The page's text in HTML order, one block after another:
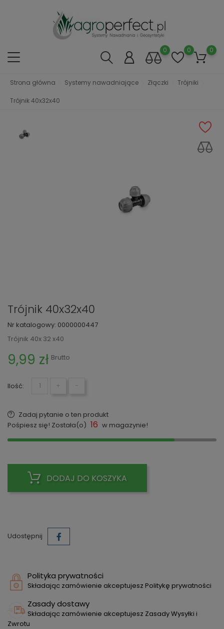
0 0 0
Strona główna Systemy nawadniające Złączki Trójniki
Trójnik 40x32x40
Trójnik 40x32x40
Nr katalogowy: 0000000447
Trójnik 40x 32 x40
9,99 zł Brutto
Ilość: + −
Zadaj pytanie o ten produkt
Pośpiesz się! Została(o) 16 w magazynie!
DODAJ DO KOSZYKA
Udostępnij
Polityka prywatności
Składając zamówienie akceptujesz Politykę prywatności
Zasady dostawy
Składając zamówienie akceptujesz Zasady Wysyłki i
Zwrotu